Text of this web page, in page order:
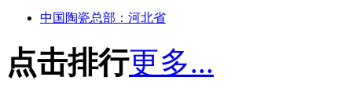
中国陶瓷总部：河北省
点击排行更多...